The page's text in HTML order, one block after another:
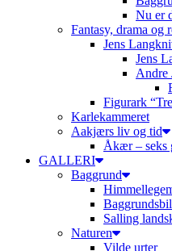
Nu er
Fantasy, drama og
Jens
Jens
Andre
Figurark
Karlekammeret
Aakjærs liv og tid
Åkær – seks
GALLERI
Baggrund
Salling
Naturen
Vilde urter